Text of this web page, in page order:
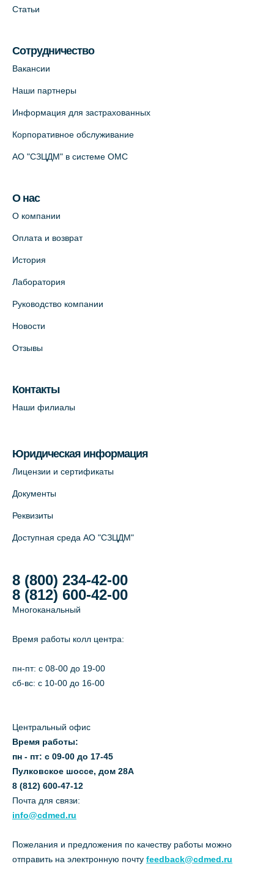
Статьи
Сотрудничество
Вакансии
Наши партнеры
Информация для застрахованных
Корпоративное обслуживание
АО "СЗЦДМ" в системе ОМС
О нас
О компании
Оплата и возврат
История
Лаборатория
Руководство компании
Новости
Отзывы
Контакты
Наши филиалы
Юридическая информация
Лицензии и сертификаты
Документы
Реквизиты
Доступная среда АО "СЗЦДМ"
8 (800) 234-42-00
8 (812) 600-42-00
Многоканальный
Время работы колл центра:
пн-пт: c 08-00 до 19-00
сб-вс: с 10-00 до 16-00
Центральный офис
Время работы:
пн - пт: с 09-00 до 17-45
Пулковское шоссе, дом 28А
8 (812) 600-47-12
Почта для связи:
info@cdmed.ru
Пожелания и предложения по качеству работы можно
отправить на электронную почту feedback@cdmed.ru